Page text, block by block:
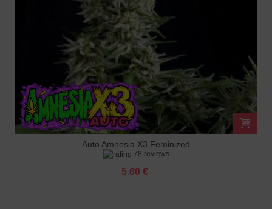
Auto Amnesia X3 Feminized
78 reviews
5.60 €